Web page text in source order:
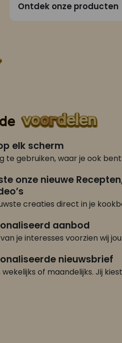
Ontdek onze producten
elk scherm
te gebruiken, waar je ook bent.
onze nieuwe
creaties direct in je
aanbod
je interesses voorzien wij
nieuwsbrief
wekelijks of maandelijks. Jij